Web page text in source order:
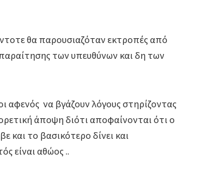
θα παρουσιαζόταν εκτροπές από
των υπευθύνων και δη των
αφενός να βγάζουν λόγους στηρίζοντας
άποψη διότι αποφαίνονται ότι ο
και το βασικότερο δίνει και
είναι αθώος ..